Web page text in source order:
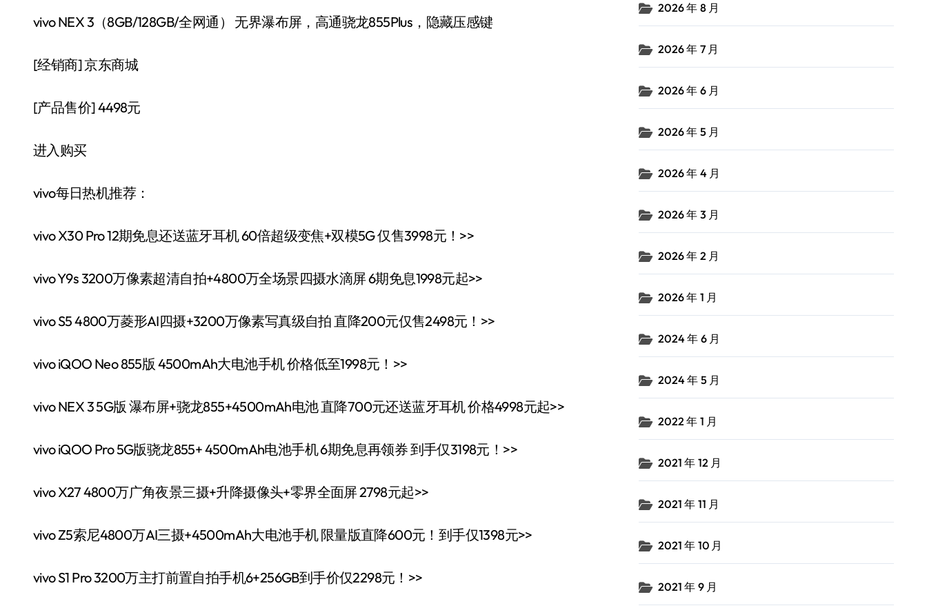
vivo NEX 3（8GB/128GB/全网通） 无界瀑布屏，高通骁龙855Plus，隐藏压感键
[经销商]京东商城
[产品售价]4498元
进入购买
vivo每日热机推荐：
vivo X30 Pro 12期免息还送蓝牙耳机 60倍超级变焦+双模5G 仅售3998元！>>
vivo Y9s 3200万像素超清自拍+4800万全场景四摄水滴屏 6期免息1998元起>>
vivo S5 4800万菱形AI四摄+3200万像素写真级自拍 直降200元仅售2498元！>>
vivo iQOO Neo 855版 4500mAh大电池手机 价格低至1998元！>>
vivo NEX 3 5G版 瀑布屏+骁龙855+4500mAh电池 直降700元还送蓝牙耳机 价格4998元起>>
vivo iQOO Pro 5G版骁龙855+ 4500mAh电池手机 6期免息再领券 到手仅3198元！>>
vivo X27 4800万广角夜景三摄+升降摄像头+零界全面屏 2798元起>>
vivo Z5索尼4800万AI三摄+4500mAh大电池手机 限量版直降600元！到手仅1398元>>
vivo S1 Pro 3200万主打前置自拍手机6+256GB到手价仅2298元！>>
2026 年 8 月
2026 年 7 月
2026 年 6 月
2026 年 5 月
2026 年 4 月
2026 年 3 月
2026 年 2 月
2026 年 1 月
2024 年 6 月
2024 年 5 月
2022 年 1 月
2021 年 12 月
2021 年 11 月
2021 年 10 月
2021 年 9 月